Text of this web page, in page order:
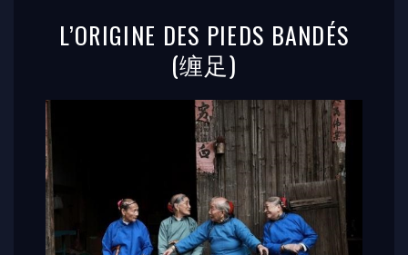
L’ORIGINE DES PIEDS BANDÉS
(缠足)